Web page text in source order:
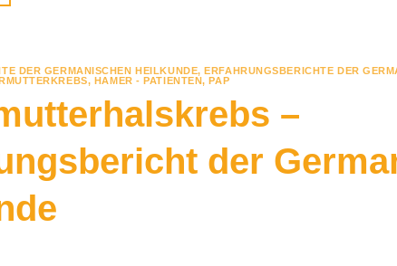
DER GERMANISCHEN HEILKUNDE,ERFAHRUNGSBERICHTE DER
, HAMER - PATIENTEN,PAP
–
der